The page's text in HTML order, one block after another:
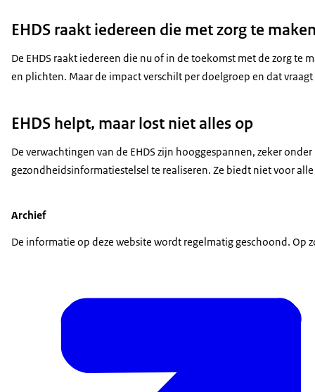
EHDS raakt iedereen die met zorg te
De EHDS raakt iedereen die nu of in de toekomst met de zorg te
en plichten. Maar de impact verschilt per doelgroep en dat
EHDS helpt, maar lost niet alles op
De verwachtingen van de EHDS zijn hooggespannen, zeker
gezondheidsinformatiestelsel te realiseren. Ze biedt niet voor
Archief
De informatie op deze website wordt regelmatig geschoond. Op